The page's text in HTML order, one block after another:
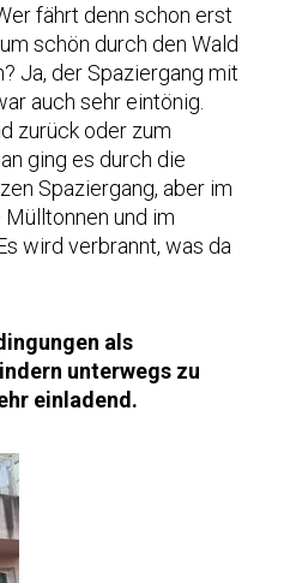
fährt denn schon erst
schön durch den Wald
Ja, der Spaziergang mit
auch sehr eintönig.
zurück oder zum
ging es durch die
Spaziergang, aber im
und im
wird verbrannt, was da
als
unterwegs zu
einladend.